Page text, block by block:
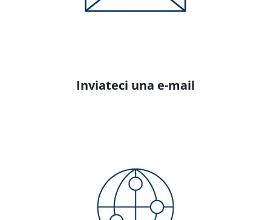
Inviateci una e-mail